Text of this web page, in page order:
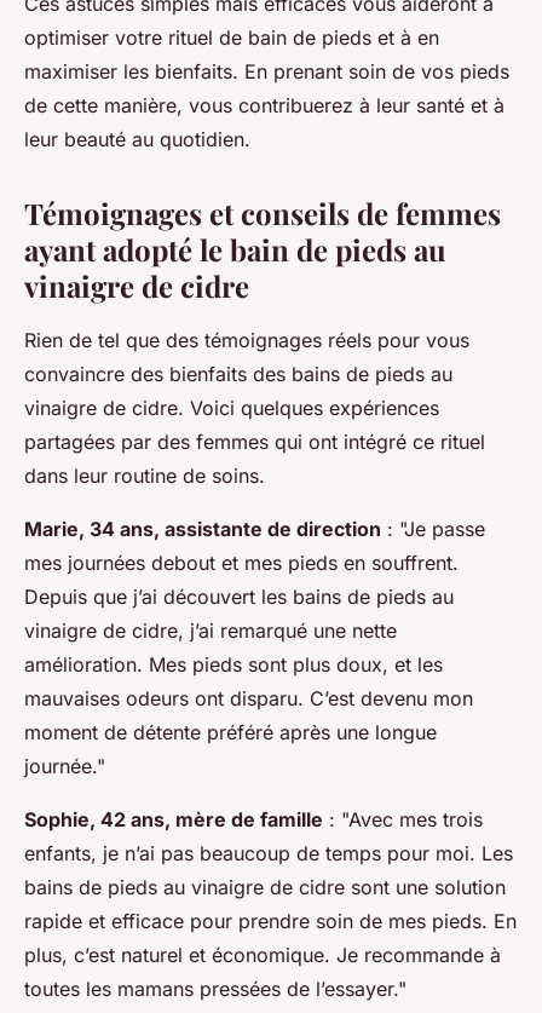
optimiser votre rituel de bain de pieds et à en
maximiser les bienfaits. En prenant soin de vos pieds
de cette manière, vous contribuerez à leur santé et à
leur beauté au quotidien.
Témoignages et conseils de femmes
ayant adopté le bain de pieds au
vinaigre de cidre
Rien de tel que des témoignages réels pour vous
convaincre des bienfaits des bains de pieds au
vinaigre de cidre. Voici quelques expériences
partagées par des femmes qui ont intégré ce rituel
dans leur routine de soins.
Marie, 34 ans, assistante de direction : "Je passe
mes journées debout et mes pieds en souffrent.
Depuis que j’ai découvert les bains de pieds au
vinaigre de cidre, j’ai remarqué une nette
amélioration. Mes pieds sont plus doux, et les
mauvaises odeurs ont disparu. C’est devenu mon
moment de détente préféré après une longue
journée."
Sophie, 42 ans, mère de famille : "Avec mes trois
enfants, je n’ai pas beaucoup de temps pour moi. Les
bains de pieds au vinaigre de cidre sont une solution
rapide et efficace pour prendre soin de mes pieds. En
plus, c’est naturel et économique. Je recommande à
toutes les mamans pressées de l’essayer."